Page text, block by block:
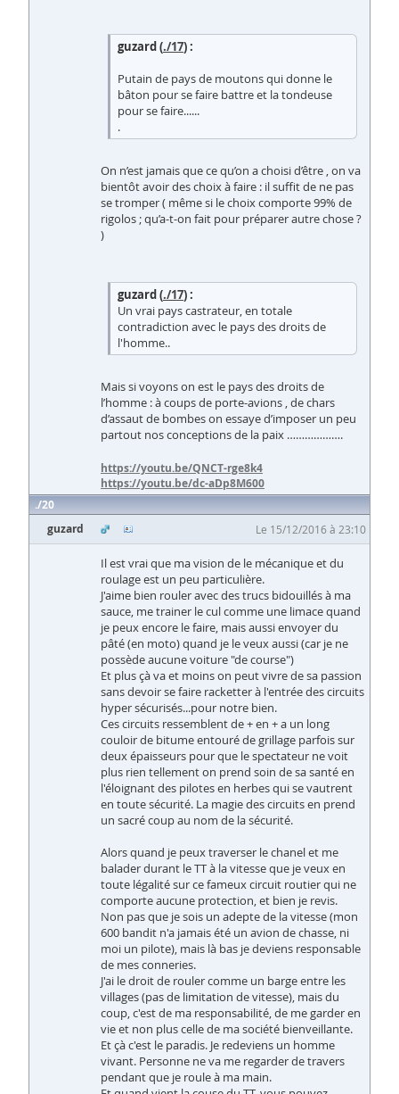
guzard (./17) :
Putain de pays de moutons qui donne le
bâton pour se faire battre et la tondeuse
pour se faire......
.
On n’est jamais que ce qu’on a choisi d’être , on va
bientôt avoir des choix à faire : il suffit de ne pas
se tromper ( même si le choix comporte 99% de
rigolos ; qu’a-t-on fait pour préparer autre chose ?
)
guzard (./17) :
Un vrai pays castrateur, en totale
contradiction avec le pays des droits de
l'homme..
Mais si voyons on est le pays des droits de
l’homme : à coups de porte-avions , de chars
d’assaut de bombes on essaye d’imposer un peu
partout nos conceptions de la paix ……………….
https://youtu.be/QNCT-rge8k4
https://youtu.be/dc-aDp8M600
20
guzard
Le 15/12/2016 à 23:10
Il est vrai que ma vision de le mécanique et du
roulage est un peu particulière.
J'aime bien rouler avec des trucs bidouillés à ma
sauce, me trainer le cul comme une limace quand
je peux encore le faire, mais aussi envoyer du
pâté (en moto) quand je le veux aussi (car je ne
possède aucune voiture "de course")
Et plus çà va et moins on peut vivre de sa passion
sans devoir se faire racketter à l'entrée des circuits
hyper sécurisés...pour notre bien.
Ces circuits ressemblent de + en + a un long
couloir de bitume entouré de grillage parfois sur
deux épaisseurs pour que le spectateur ne voit
plus rien tellement on prend soin de sa santé en
l'éloignant des pilotes en herbes qui se vautrent
en toute sécurité. La magie des circuits en prend
un sacré coup au nom de la sécurité.
Alors quand je peux traverser le chanel et me
balader durant le TT à la vitesse que je veux en
toute légalité sur ce fameux circuit routier qui ne
comporte aucune protection, et bien je revis.
Non pas que je sois un adepte de la vitesse (mon
600 bandit n'a jamais été un avion de chasse, ni
moi un pilote), mais là bas je deviens responsable
de mes conneries.
J'ai le droit de rouler comme un barge entre les
villages (pas de limitation de vitesse), mais du
coup, c'est de ma responsabilité, de me garder en
vie et non plus celle de ma société bienveillante.
Et çà c'est le paradis. Je redeviens un homme
vivant. Personne ne va me regarder de travers
pendant que je roule à ma main.